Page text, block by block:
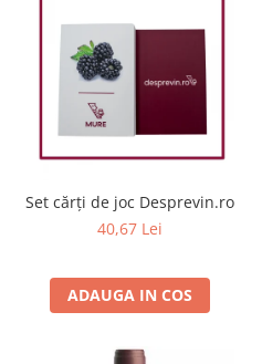
Set cărți de joc Desprevin.ro
40,67 Lei
ADAUGA IN COS